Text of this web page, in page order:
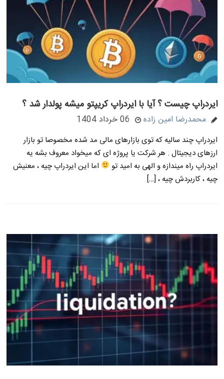
ایردراپ چیست ؟ آیا با ایردراپ کریپتو میشه پولدار شد ؟
محمدرضا امین زاده 06 خرداد 1404
ایردراپ چند سالیه که توی بازارهای مالی مد شده مخصوصا تو بازار
ارزهای دیجیتال . هر شرکت یا پروژه ای که میخواد معروف بشه یه
ایردراپ راه میندازه و الهی به امید تو
اما این ایردراپ چیه ، معنیش
چیه ، کاربردش چیه ، […]